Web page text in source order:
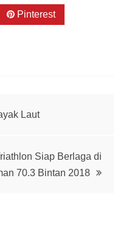
Pinterest
Laut
Siap Berlaga di
70.3 Bintan 2018